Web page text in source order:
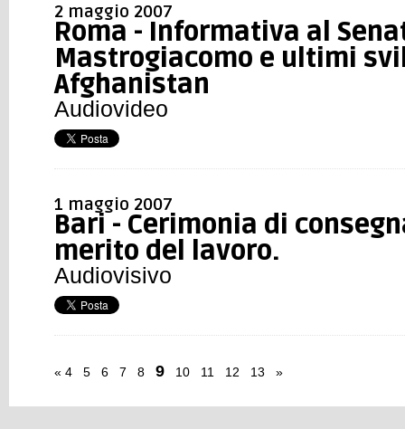
2 maggio 2007
Roma - Informativa al
Mastrogiacomo e ultimi
Afghanistan
Audiovideo
1 maggio 2007
Bari - Cerimonia di
merito del lavoro.
Audiovisivo
« 4 5 6 7 8 9 10 11 12 13 »